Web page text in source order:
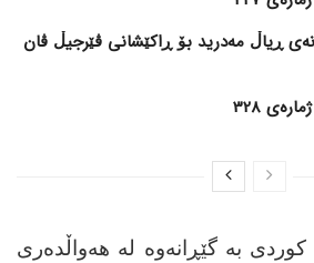
ڕیاڵ مەدرید بۆ ڕاکێشانی ڤێرجیڵ ڤان
328
به‌ گێڕانه‌وه‌ له‌ هه‌واڵده‌ری